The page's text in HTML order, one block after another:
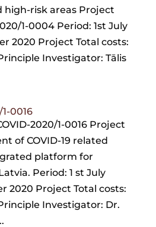
high-risk areas Project
1-0004 Period: 1st July
2020 Project Total costs:
Investigator: Tālis
0016
2020/1-0016 Project
of COVID-19 related
platform for
Period: 1 st July
2020 Project Total costs:
Investigator: Dr.